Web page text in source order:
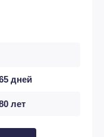
дней
лет